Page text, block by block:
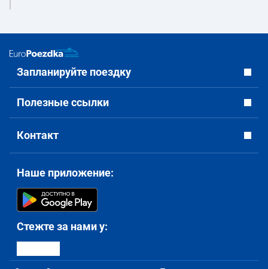
Запланируйте поездку
Полезные ссылки
Контакт
Наше приложение:
Стежте за нами у: